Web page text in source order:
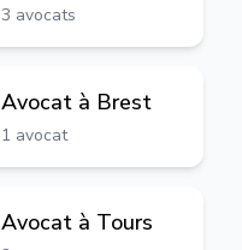
3 avocats
Avocat à Brest
1 avocat
Avocat à Tours